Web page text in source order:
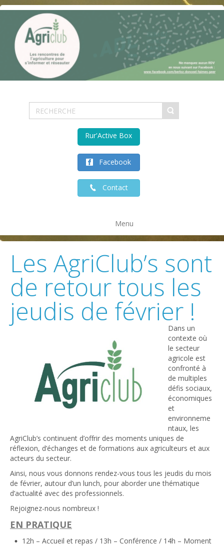
Facebook
Contact
Rur'Active Box
Menu
Les AgriClub’s sont
de retour tous les
jeudis de février !
Dans un
contexte où
le secteur
agricole est
confronté à
de multiples
défis sociaux,
économiques
et
environneme
ntaux, les
AgriClub’s continuent d’offrir des moments uniques de
réflexion, d’échanges et de formations aux agriculteurs et aux
acteurs du secteur.
Ainsi, nous vous donnons rendez-vous tous les jeudis du mois
de février, autour d’un lunch, pour aborder une thématique
d’actualité avec des professionnels.
Rejoignez-nous nombreux !
EN PRATIQUE
12h – Accueil et repas / 13h – Conférence / 14h – Moment